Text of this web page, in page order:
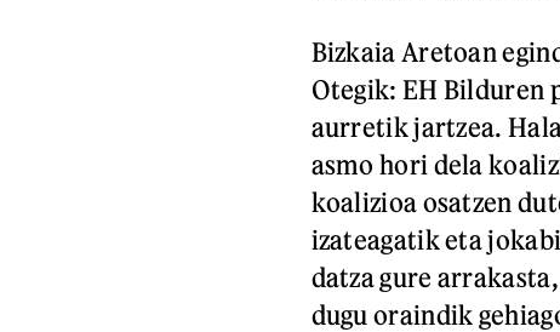
Bizkaia Aretoan
Otegik: EH Bilduren
aurretik jartzea.
asmo hori dela
koalizioa osatzen
izateagatik eta
datza gure
dugu oraindik